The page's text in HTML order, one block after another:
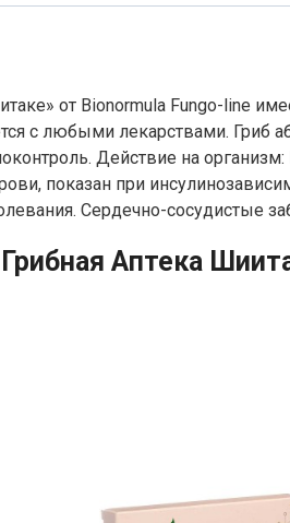
от Bionormula Fungo-line
с любыми лекарствами. Гриб
Действие на
показан при
Сердечно-сосудистые
Аптека